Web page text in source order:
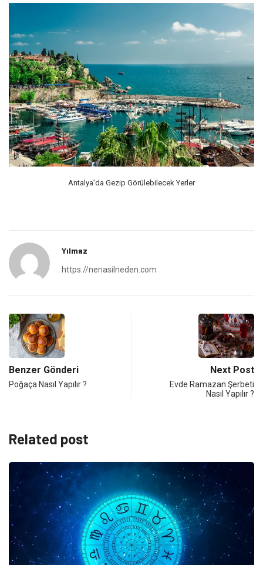
Antalya’da Gezip Görülebilecek Yerler
Yılmaz
https://nenasilneden.com
Benzer Gönderi
Poğaça Nasıl Yapılır ?
Next Post
Evde Ramazan Şerbeti
Nasıl Yapılır ?
Related post